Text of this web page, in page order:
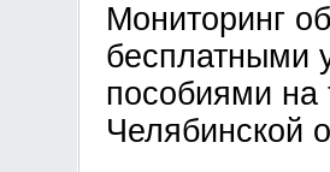
Мониторинг
бесплатными
пособиями на
Челябинской